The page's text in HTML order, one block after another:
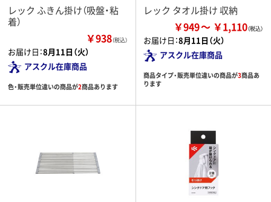
レック ふきん掛け（吸盤・粘
着）
￥938（税込）
お届け日：8月11日（火）
アスクル在庫商品
色・販売単位違いの商品が2商品あります
レック タオル掛け 収納
￥949 ￥1,110
お届け日：8月11日（火）
アスクル在庫商品
商品タイプ・販売単位違いの商品が3商品あ
ります